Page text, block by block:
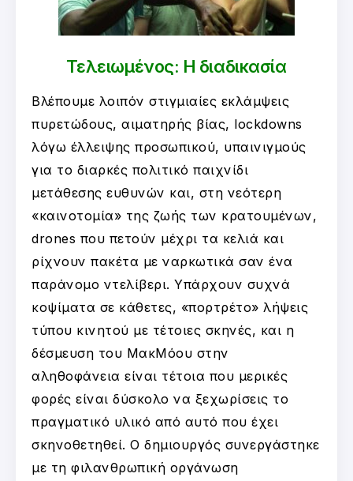
Τελειωμένος: Η διαδικασία
Βλέπουμε λοιπόν στιγμιαίες εκλάμψεις
πυρετώδους, αιματηρής βίας, lockdowns
λόγω έλλειψης προσωπικού, υπαινιγμούς
για το διαρκές πολιτικό παιχνίδι
μετάθεσης ευθυνών και, στη νεότερη
«καινοτομία» της ζωής των κρατουμένων,
drones που πετούν μέχρι τα κελιά και
ρίχνουν πακέτα με ναρκωτικά σαν ένα
παράνομο ντελίβερι. Υπάρχουν συχνά
κοψίματα σε κάθετες, «πορτρέτο» λήψεις
τύπου κινητού με τέτοιες σκηνές, και η
δέσμευση του ΜακΜόου στην
αληθοφάνεια είναι τέτοια που μερικές
φορές είναι δύσκολο να ξεχωρίσεις το
πραγματικό υλικό από αυτό που έχει
σκηνοθετηθεί. Ο δημιουργός συνεργάστηκε
με τη φιλανθρωπική οργάνωση